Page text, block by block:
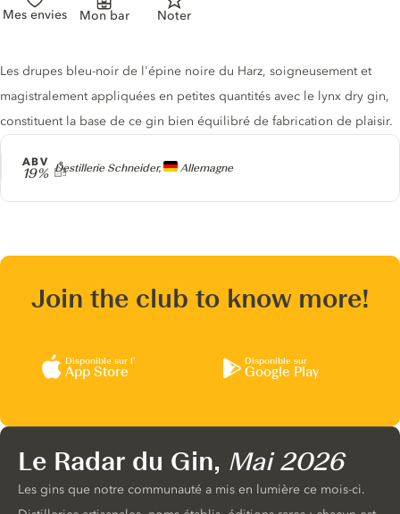
Mes envies Mon bar Noter
Producteur
Destillerie Schneider, Allemagne
ABV
19%
Description du gin
Les drupes bleu-noir de l'épine noire du Harz, soigneusement et
magistralement appliquées en petites quantités avec le lynx dry gin,
constituent la base de ce gin bien équilibré de fabrication de plaisir.
Join the club to know more!
Disponible sur l’
App Store
Disponible sur
Google Play
Le Radar du Gin, Mai 2026
Les gins que notre communauté a mis en lumière ce mois-ci.